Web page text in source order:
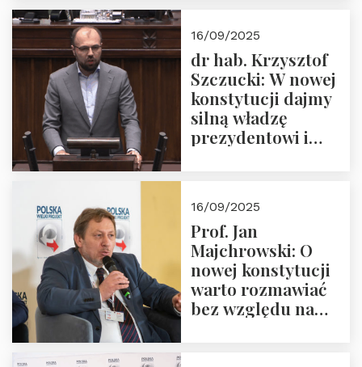
16/09/2025
dr hab. Krzysztof
Szczucki: W nowej
konstytucji dajmy
silną władzę
prezydentowi i
16/09/2025
Prof. Jan
Majchrowski: O
nowej konstytucji
warto rozmawiać
bez względu na